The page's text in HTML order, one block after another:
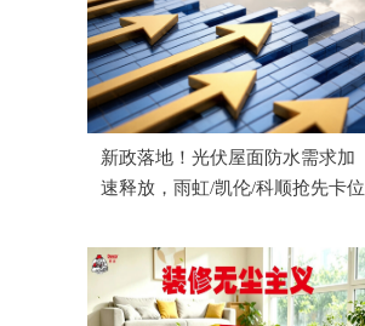
新政落地！光伏屋面防水需求加
速释放，雨虹/凯伦/科顺抢先卡位